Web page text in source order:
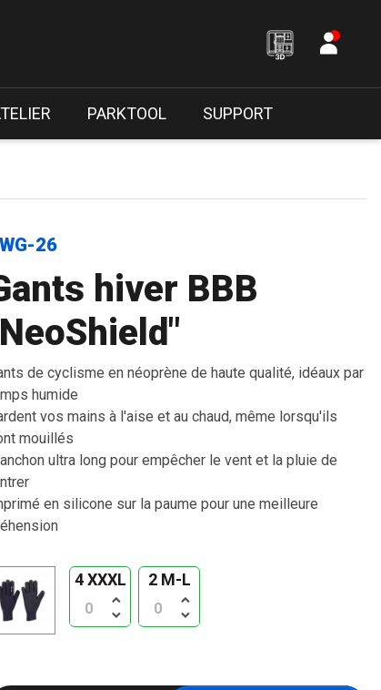
PARKTOOL SUPPORT
26
hiver BBB
de cyclisme en néoprène de haute qualité, idéaux par
humide
vos mains à l'aise et au chaud, même lorsqu'ils
mouillés
ultra long pour empêcher le vent et la pluie de
en silicone sur la paume pour une meilleure
4 XXXL
keyboard_arrow_up
keyboard_arrow_down
2 M-L
keyboard_arrow_up
keyboard_arrow_down